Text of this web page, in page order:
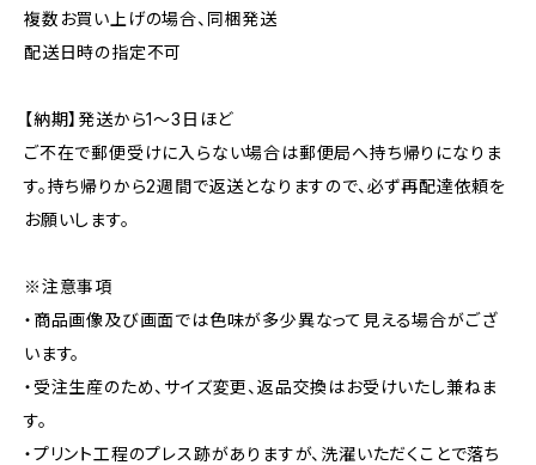
複数お買い上げの場合、同梱発送
配送日時の指定不可
【納期】発送から1〜3日ほど
ご不在で郵便受けに入らない場合は郵便局へ持ち帰りになりま
す。持ち帰りから2週間で返送となりますので、必ず再配達依頼を
お願いします。
※注意事項
・商品画像及び画面では色味が多少異なって見える場合がござ
います。
・受注生産のため、サイズ変更、返品交換はお受けいたし兼ねま
す。
・プリント工程のプレス跡がありますが、洗濯いただくことで落ち